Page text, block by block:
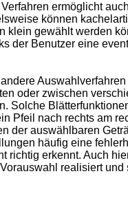
ermöglicht
können
klein gewählt werden
der Benutzer eine
oder zwischen
Solche
Pfeil nach rechts am
der auswählbaren
häufig eine
richtig erkennt. Auch
realisiert